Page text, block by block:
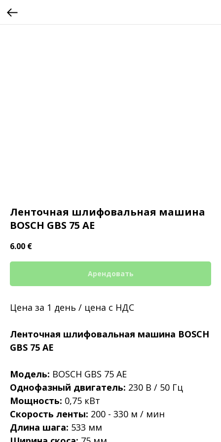
Ленточная шлифовальная машина
BOSCH GBS 75 AE
6.00 €
Арендовать
Цена за 1 день / цена с НДС
Ленточная шлифовальная машина BOSCH
GBS 75 AE
Модель: BOSCH GBS 75 AE
Однофазный двигатель: 230 В / 50 Гц
Мощность: 0,75 кВт
Скорость ленты: 200 - 330 м / мин
Длина шага: 533 мм